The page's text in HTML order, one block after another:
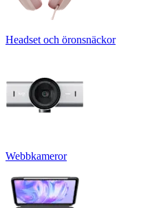
Headset och öronsnäckor
Webbkameror